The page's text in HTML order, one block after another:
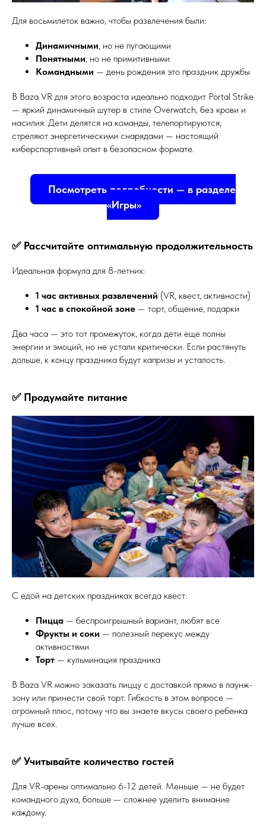
Для восьмилеток важно, чтобы развлечения были:
Динамичными , но не пугающими
Понятными , но не примитивными
Командными — день рождения это праздник дружбы
В Baza VR для этого возраста идеально подходит Portal Strike
— яркий динамичный шутер в стиле Overwatch, без крови и
насилия. Дети делятся на команды, телепортируются,
стреляют энергетическими снарядами — настоящий
киберспортивный опыт в безопасном формате.
Посмотреть подробности — в разделе
«Игры»
✅ Рассчитайте оптимальную продолжительность
Идеальная формула для 8-летних:
1 час активных развлечений (VR, квест, активности)
1 час в спокойной зоне — торт, общение, подарки
Два часа — это тот промежуток, когда дети еще полны
энергии и эмоций, но не устали критически. Если растянуть
дольше, к концу праздника будут капризы и усталость.
✅ Продумайте питание
С едой на детских праздниках всегда квест:
Пицца — беспроигрышный вариант, любят все
Фрукты и соки — полезный перекус между
активностями
Торт — кульминация праздника
В Baza VR можно заказать пиццу с доставкой прямо в лаунж-
зону или принести свой торт. Гибкость в этом вопросе —
огромный плюс, потому что вы знаете вкусы своего ребенка
лучше всех.
✅ Учитывайте количество гостей
Для VR-арены оптимально 6-12 детей. Меньше — не будет
командного духа, больше — сложнее уделить внимание
каждому.